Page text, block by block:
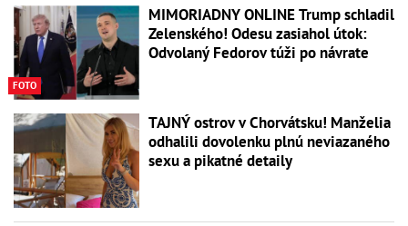
FOTO
MIMORIADNY ONLINE Trump schladil
Zelenského! Odesu zasiahol útok:
Odvolaný Fedorov túži po návrate
TAJNÝ ostrov v Chorvátsku! Manželia
odhalili dovolenku plnú neviazaného
sexu a pikatné detaily